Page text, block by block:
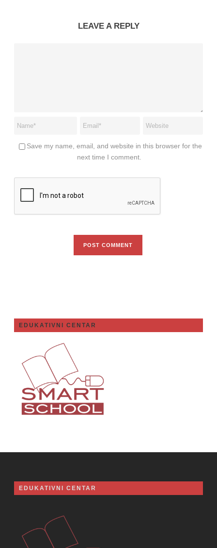
LEAVE A REPLY
Save my name, email, and website in this browser for the
next time I comment.
EDUKATIVNI CENTAR
EDUKATIVNI CENTAR